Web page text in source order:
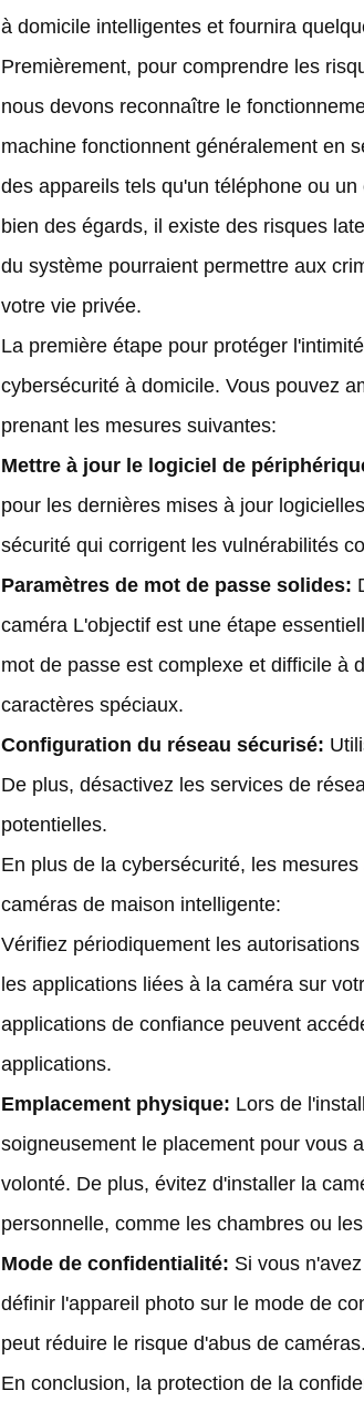
à domicile intelligentes et fournira
Premièrement, pour comprendre les
nous devons reconnaître le
machine fonctionnent généralement en
des appareils tels qu'un téléphone ou
bien des égards, il existe des risques
du système pourraient permettre aux
votre vie privée.
La première étape pour protéger
cybersécurité à domicile. Vous pouvez
prenant les mesures suivantes:
Mettre à jour le logiciel de
pour les dernières mises à jour
sécurité qui corrigent les vulnérabilités
Paramètres de mot de passe solides:
caméraL'objectif est une étape
mot de passe est complexe et difficile à
caractères spéciaux.
Configuration du réseau sécurisé:
De plus, désactivez les services de
potentielles.
En plus de la cybersécurité, les
caméras de maison intelligente:
Vérifiez périodiquement les
les applications liées à la caméra sur
applications de confiance peuvent
applications.
Emplacement physique: Lors de
soigneusement le placement pour vous
volonté. De plus, évitez d'installer la
personnelle, comme les chambres ou
Mode de confidentialité: Si vous
définir l'appareil photo sur le mode de
peut réduire le risque d'abus de caméras.
En conclusion, la protection de la